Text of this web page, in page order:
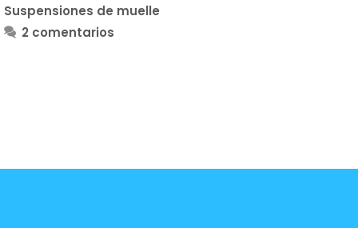
Suspensiones de muelle
2 comentarios